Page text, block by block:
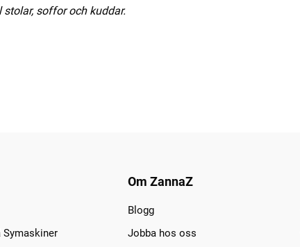
soffor och kuddar.
Symaskiner
Om ZannaZ
Blogg
Jobba hos oss